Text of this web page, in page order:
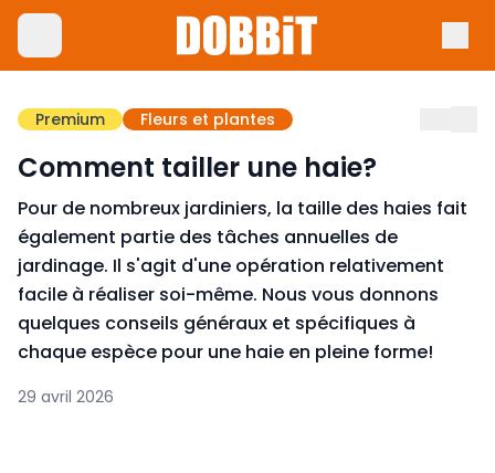
Premium Fleurs et plantes
Comment tailler une haie?
Pour de nombreux jardiniers, la taille des haies fait
également partie des tâches annuelles de
jardinage. Il s'agit d'une opération relativement
facile à réaliser soi-même. Nous vous donnons
quelques conseils généraux et spécifiques à
chaque espèce pour une haie en pleine forme!
29 avril 2026